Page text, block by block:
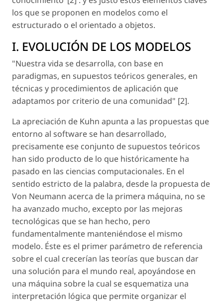
los que se proponen en modelos como el
estructurado o el orientado a objetos.
I. EVOLUCIÓN DE LOS MODELOS
"Nuestra vida se desarrolla, con base en
paradigmas, en supuestos teóricos generales, en
técnicas y procedimientos de aplicación que
adaptamos por criterio de una comunidad" [2].
La apreciación de Kuhn apunta a las propuestas que
entorno al software se han desarrollado,
precisamente ese conjunto de supuestos teóricos
han sido producto de lo que históricamente ha
pasado en las ciencias computacionales. En el
sentido estricto de la palabra, desde la propuesta de
Von Neumann acerca de la primera máquina, no se
ha avanzado mucho, excepto por las mejoras
tecnológicas que se han hecho, pero
fundamentalmente manteniéndose el mismo
modelo. Éste es el primer parámetro de referencia
sobre el cual crecerían las teorías que buscan dar
una solución para el mundo real, apoyándose en
una máquina sobre la cual se esquematiza una
interpretación lógica que permite organizar el